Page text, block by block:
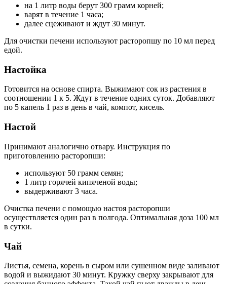
на 1 литр воды берут 300 грамм корней;
варят в течение 1 часа;
далее сцеживают и ждут 30 минут.
Для очистки печени используют расторопшу по 10 мл перед
едой.
Настойка
Готовится на основе спирта. Выжимают сок из растения в
соотношении 1 к 5. Ждут в течение одних суток. Добавляют
по 5 капель 1 раз в день в чай, компот, кисель.
Настой
Принимают аналогично отвару. Инструкция по
приготовлению расторопши:
используют 50 грамм семян;
1 литр горячей кипяченой воды;
выдерживают 3 часа.
Очистка печени с помощью настоя расторопши
осуществляется один раз в полгода. Оптимальная доза 100 мл
в сутки.
Чай
Листья, семена, корень в сыром или сушенном виде заливают
водой и выжидают 30 минут. Кружку сверху закрывают для